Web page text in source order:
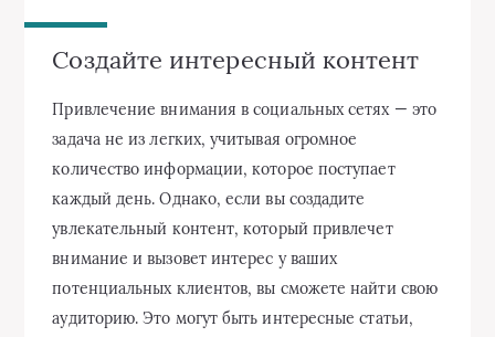
Создайте интересный контент
Привлечение внимания в социальных сетях — это
задача не из легких, учитывая огромное
количество информации, которое поступает
каждый день. Однако, если вы создадите
увлекательный контент, который привлечет
внимание и вызовет интерес у ваших
потенциальных клиентов, вы сможете найти свою
аудиторию. Это могут быть интересные статьи,